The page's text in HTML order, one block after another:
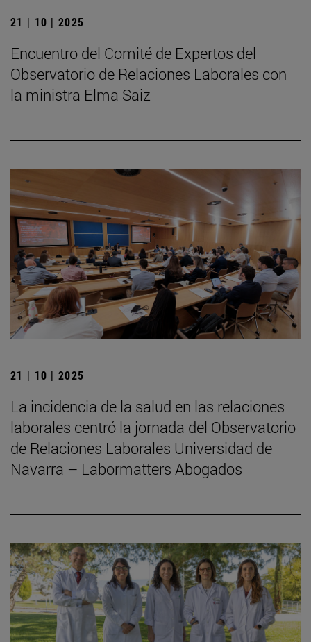
21 | 10 | 2025
Encuentro del Comité de Expertos del
Observatorio de Relaciones Laborales con
la ministra Elma Saiz
21 | 10 | 2025
La incidencia de la salud en las relaciones
laborales centró la jornada del Observatorio
de Relaciones Laborales Universidad de
Navarra – Labormatters Abogados